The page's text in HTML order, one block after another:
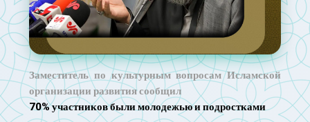
Заместитель по культурным вопросам Исламской
организации развития сообщил
70% участников были молодежью и подростками